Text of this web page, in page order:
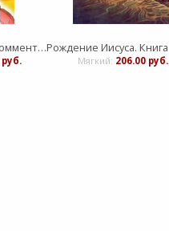
Библия для детей с комментариями Джона Мак-Артура
Мягкий: 206.00 руб.